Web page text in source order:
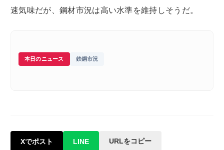
速気味だが、鋼材市況は高い水準を維持しそうだ。
本日のニュース 鉄鋼市況
Xでポスト LINE URLをコピー